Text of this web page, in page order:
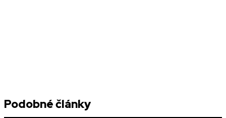
Podobné články